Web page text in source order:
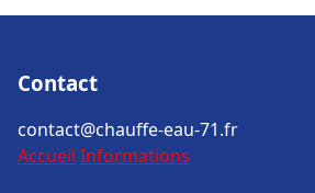
Contact
contact@chauffe-eau-71.fr
Accueil Informations